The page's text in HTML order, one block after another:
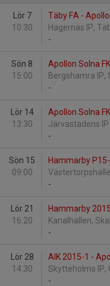
Lör 7
10:30
Täby FA -
Hägernäs IP,
-
Sön 8
15:00
Apollon Solna
Bergshamra IP,
-
Lör 14
13:30
Apollon Solna
Järvastadens IP
-
Sön 15
09:00
Hammarby
-
Lör 21
16:20
Hammarby
Kanalhallen,
-
Lör 28
14:30
AIK 2015-1 -
Skytteholms IP,
-